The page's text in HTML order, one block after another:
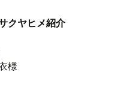
クヤヒメ紹介
様